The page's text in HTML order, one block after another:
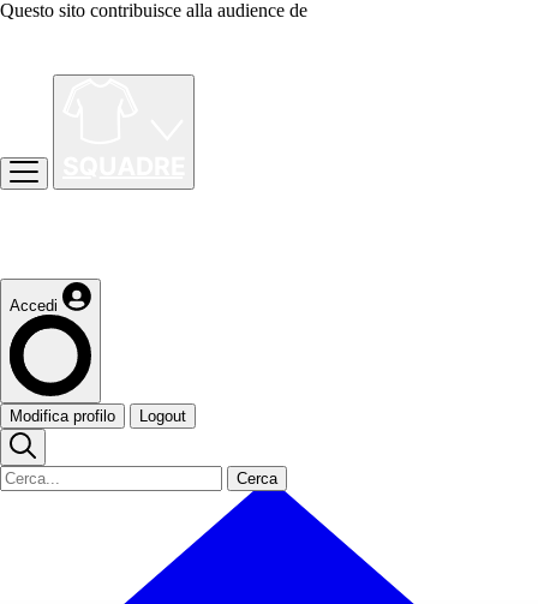
Questo sito contribuisce alla audience de
Accedi
Modifica profilo Logout
Cerca